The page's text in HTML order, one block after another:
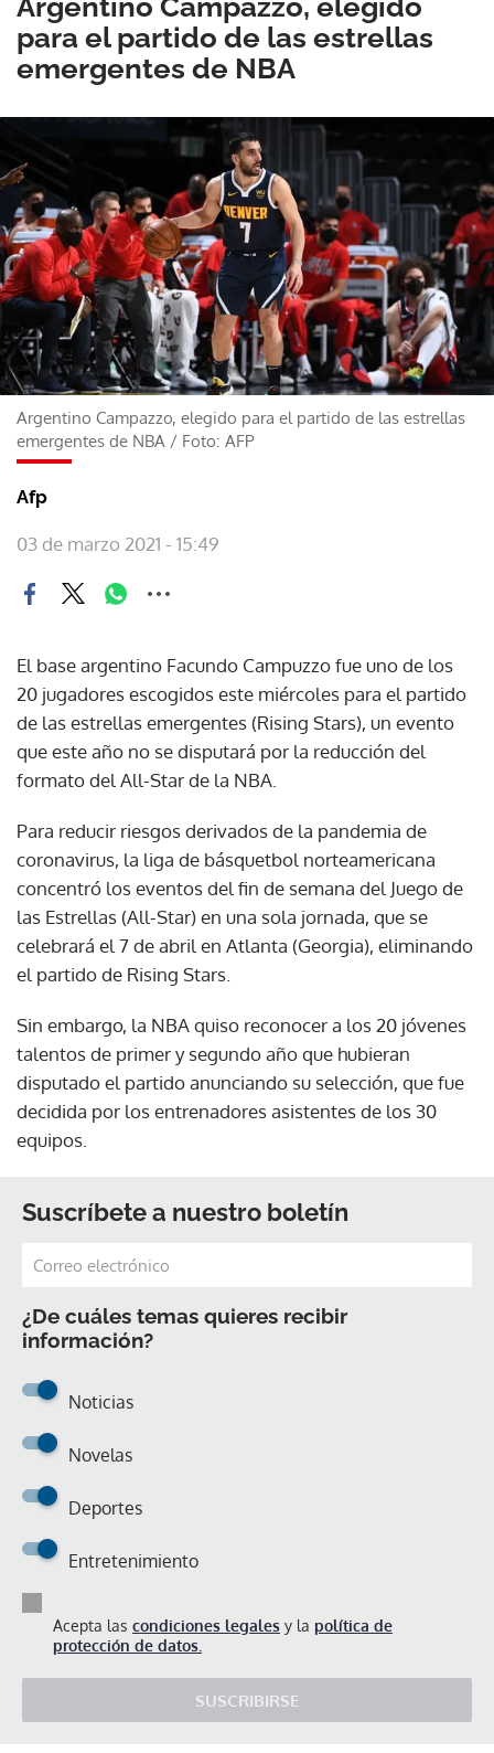
Argentino Campazzo, elegido
para el partido de las estrellas
emergentes de NBA
Argentino Campazzo, elegido para el partido de las estrellas
emergentes de NBA / Foto: AFP
Afp
03 de marzo 2021 - 15:49
El base argentino Facundo Campuzzo fue uno de los
20 jugadores escogidos este miércoles para el partido
de las estrellas emergentes (Rising Stars), un evento
que este año no se disputará por la reducción del
formato del All-Star de la NBA.
Para reducir riesgos derivados de la pandemia de
coronavirus, la liga de básquetbol norteamericana
concentró los eventos del fin de semana del Juego de
las Estrellas (All-Star) en una sola jornada, que se
celebrará el 7 de abril en Atlanta (Georgia), eliminando
el partido de Rising Stars.
Sin embargo, la NBA quiso reconocer a los 20 jóvenes
talentos de primer y segundo año que hubieran
disputado el partido anunciando su selección, que fue
decidida por los entrenadores asistentes de los 30
equipos.
Suscríbete a nuestro boletín
¿De cuáles temas quieres recibir
información?
Noticias
Novelas
Deportes
Entretenimiento
Acepta las condiciones legales y la política de
protección de datos.
SUSCRIBIRSE